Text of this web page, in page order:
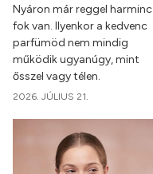
Nyáron már reggel harminc
fok van. Ilyenkor a kedvenc
parfümöd nem mindig
működik ugyanúgy, mint
ősszel vagy télen.
2026. JÚLIUS 21.